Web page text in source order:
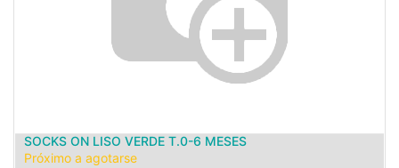
SOCKS ON LISO VERDE T.0-6 MESES
Próximo a agotarse